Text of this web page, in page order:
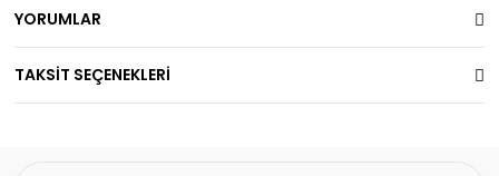
YORUMLAR
TAKSİT SEÇENEKLERİ